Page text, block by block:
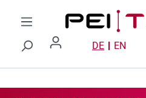
Zum Hauptinhalt springen
DE EN